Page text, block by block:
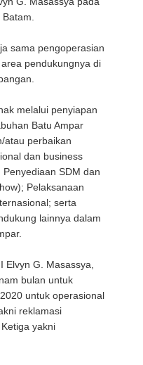
sama pengoperasian
pendukungnya di
melalui penyiapan
Batu Ampar
atau perbaikan
dan business
SDM dan
Pelaksanaan
serta
lainnya dalam
G. Masassya,
bulan untuk
untuk operasional
reklamasi
yakni